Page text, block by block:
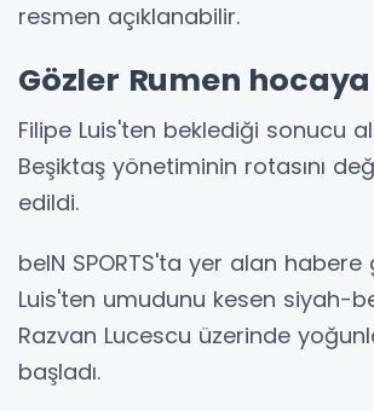
resmen açıklanabilir.
Gözler Rumen
Filipe Luis'ten beklediği sonucu
Beşiktaş yönetiminin rotasını
edildi.
beIN SPORTS'ta yer alan habere
Luis'ten umudunu kesen siyah-
Razvan Lucescu üzerinde
başladı.